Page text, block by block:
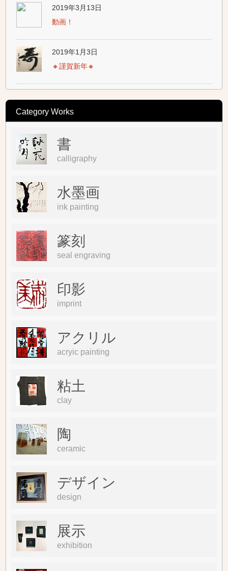
2019年3月13日
動画！
2019年1月3日
🔸謹賀新年🔸
Category Works
書
calligraphy
水墨画
ink painting
篆刻
seal engraving
印影
imprint
アクリル
acryic painting
粘土
clay
陶
ceramic
デザイン
design
展示
exhibition